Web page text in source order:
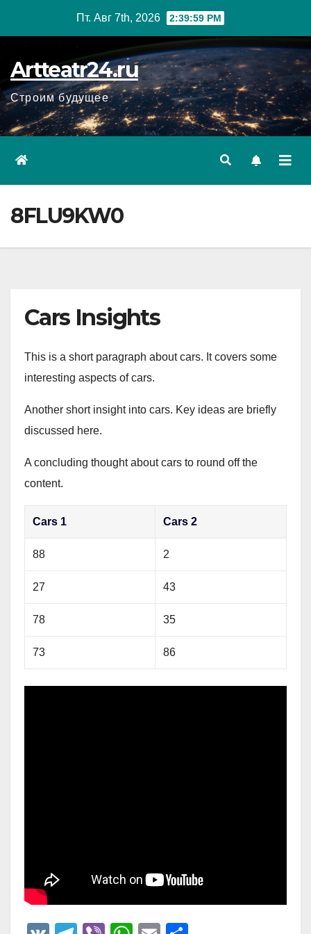
Пт. Авг 7th, 2026 2:40:00 PM
Artteatr24.ru
Строим будущее
8FLU9KW0
Cars Insights
This is a short paragraph about cars. It covers some
interesting aspects of cars.
Another short insight into cars. Key ideas are briefly
discussed here.
A concluding thought about cars to round off the
content.
Cars 1 Cars 2
88 2
27 43
78 35
73 86